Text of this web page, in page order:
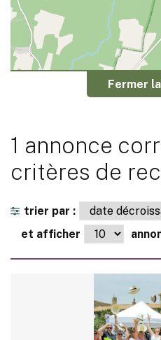
Fermer
1 annonce
critères de
trier par :
et afficher